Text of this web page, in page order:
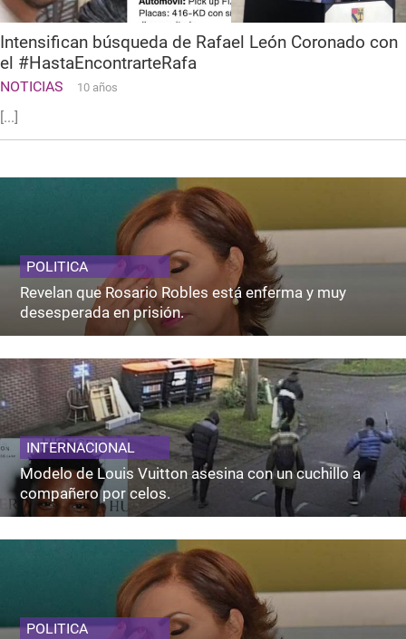
Intensifican búsqueda de Rafael León Coronado con
el #HastaEncontrarteRafa
NOTICIAS 10 años
[...]
POLITICA
Revelan que Rosario Robles está enferma y muy
desesperada en prisión.
INTERNACIONAL
Modelo de Louis Vuitton asesina con un cuchillo a
compañero por celos.
POLITICA